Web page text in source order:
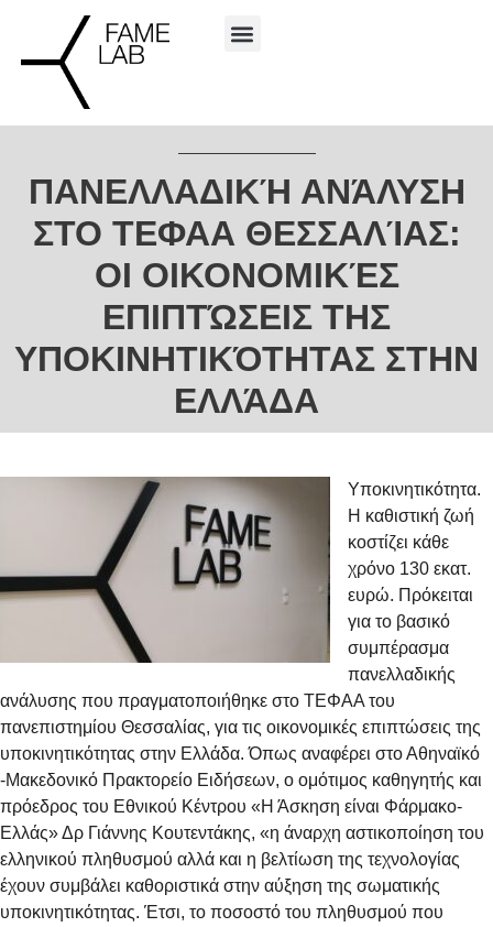
ΠΑΝΕΛΛΑΔΙΚΉ ΑΝΆΛΥΣΗ
ΣΤΟ ΤΕΦΑΑ ΘΕΣΣΑΛΊΑΣ:
ΟΙ ΟΙΚΟΝΟΜΙΚΈΣ
ΕΠΙΠΤΏΣΕΙΣ ΤΗΣ
ΥΠΟΚΙΝΗΤΙΚΌΤΗΤΑΣ ΣΤΗΝ
ΕΛΛΆΔΑ
Υποκινητικότητα.
Η καθιστική ζωή
κοστίζει κάθε
χρόνο 130 εκατ.
ευρώ. Πρόκειται
για το βασικό
συμπέρασμα
πανελλαδικής
ανάλυσης που πραγματοποιήθηκε στο ΤΕΦΑΑ του
πανεπιστημίου Θεσσαλίας, για τις οικονομικές επιπτώσεις της
υποκινητικότητας στην Ελλάδα. Όπως αναφέρει στο Αθηναϊκό
-Μακεδονικό Πρακτορείο Ειδήσεων, ο ομότιμος καθηγητής και
πρόεδρος του Εθνικού Κέντρου «Η Άσκηση είναι Φάρμακο-
Ελλάς» Δρ Γιάννης Κουτεντάκης, «η άναρχη αστικοποίηση του
ελληνικού πληθυσμού αλλά και η βελτίωση της τεχνολογίας
έχουν συμβάλει καθοριστικά στην αύξηση της σωματικής
υποκινητικότητας. Έτσι, το ποσοστό του πληθυσμού που